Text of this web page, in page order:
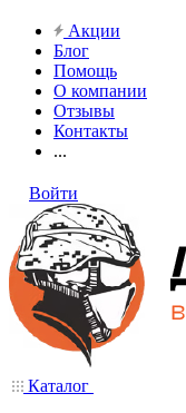
Акции
Блог
Помощь
О компании
Отзывы
Контакты
...
Войти
Каталог